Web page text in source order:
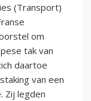
(Transport)
om
tak van
daartoe
van een
Zij legden